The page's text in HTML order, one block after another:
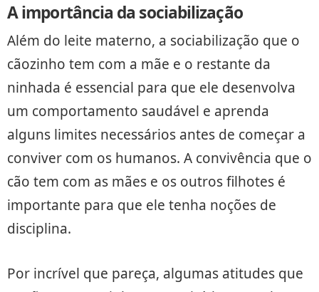
A importância da sociabilização
Além do leite materno, a sociabilização que o
cãozinho tem com a mãe e o restante da
ninhada é essencial para que ele desenvolva
um comportamento saudável e aprenda
alguns limites necessários antes de começar a
conviver com os humanos. A convivência que o
cão tem com as mães e os outros filhotes é
importante para que ele tenha noções de
disciplina.
Por incrível que pareça, algumas atitudes que